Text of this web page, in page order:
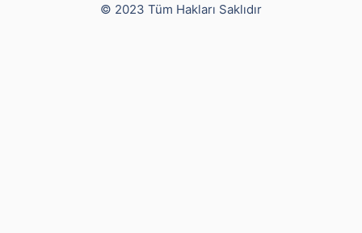
© 2023 Tüm Hakları Saklıdır